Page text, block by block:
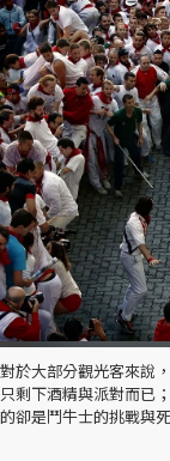
對於大部分觀光客來說
只剩下酒精與派對而已
的卻是鬥牛士的挑戰與